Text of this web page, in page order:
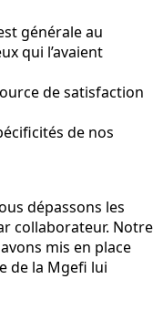
générale au
qui l’avaient
de satisfaction
de nos
dépassons les
collaborateur. Notre
mis en place
de la Mgefi lui